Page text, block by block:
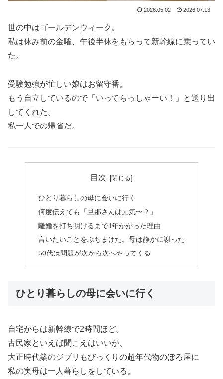
2026.05.02 2026.07.13
世の中はゴールデンウィーク。
私は休み前の金曜、午後半休をもらって新幹線に乗ってい
た。
受験勉強が忙しい娘はお留守番。
もう自立しているので「いってらっしゃーい！」と送り出
してくれた。
私一人での帰省だ。
目次
ひとり暮らしの母に会いに行く
何度伝えても「旦那さんは元気〜？」
離婚を打ち明けるまで1年かかった理由
言いたいことをぶちまけた。母は静かに謝った
50代は問題が次から次へやってくる
ひとり暮らしの母に会いに行く
自宅からは新幹線で2時間ほど。
古民家といえば聞こえはいいが、
大正時代築のジブリもびっくりの超年代物のぼろ屋に
私の実母は一人暮らしをしている。